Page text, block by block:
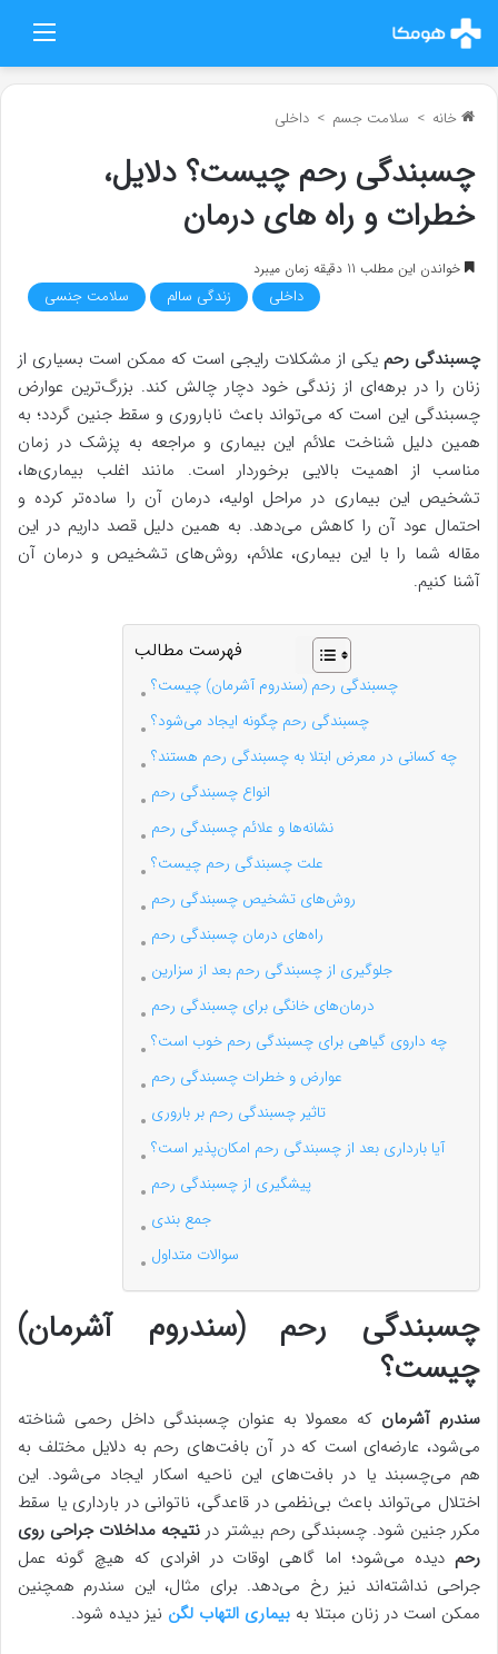
خانه > سلامت جسم > داخلی
چسبندگی رحم چیست؟ دلایل،
خطرات و راه های درمان
خواندن این مطلب 11 دقیقه زمان میبرد
داخلی زندگی سالم سلامت جنسی
چسبندگی رحم یکی از مشکلات رایجی است که ممکن است بسیاری از
زنان را در برهه‌ای از زندگی خود دچار چالش کند. بزرگ‌ترین عوارض
چسبندگی این است که می‌تواند باعث ناباروری و سقط جنین گردد؛ به
همین دلیل شناخت علائم این بیماری و مراجعه به پزشک در زمان
مناسب از اهمیت بالایی برخوردار است. مانند اغلب بیماری‌ها،
تشخیص این بیماری در مراحل اولیه، درمان آن را ساده‌تر کرده و
احتمال عود آن را کاهش می‌دهد. به همین دلیل قصد داریم در این
مقاله شما را با این بیماری، علائم، روش‌های تشخیص و درمان آن
آشنا کنیم.
فهرست مطالب
چسبندگی رحم (سندروم آشرمان) چیست؟
چسبندگی رحم چگونه ایجاد می‌شود؟
چه کسانی در معرض ابتلا به چسبندگی رحم هستند؟
انواع چسبندگی رحم
نشانه‌ها و علائم چسبندگی رحم
علت چسبندگی رحم چیست؟
روش‌های تشخیص چسبندگی رحم
راه‌های درمان چسبندگی رحم
جلوگیری از چسبندگی رحم بعد از سزارین
درمان‌های خانگی برای چسبندگی رحم
چه داروی گیاهی برای چسبندگی رحم خوب است؟
عوارض و خطرات چسبندگی رحم
تاثیر چسبندگی رحم بر باروری
آیا بارداری بعد از چسبندگی رحم امکان‌پذیر است؟
پیشگیری از چسبندگی رحم
جمع بندی
سوالات متداول
چسبندگی رحم (سندروم آشرمان)
چیست؟
سندرم آشرمان که معمولا به عنوان چسبندگی داخل رحمی شناخته
می‌شود، عارضه‌ای است که در آن بافت‌های رحم به دلایل مختلف به
هم می‌چسبند یا در بافت‌های این ناحیه اسکار ایجاد می‌شود. این
اختلال می‌تواند باعث بی‌نظمی در قاعدگی، ناتوانی در بارداری یا سقط
مکرر جنین شود. چسبندگی رحم‌ بیشتر در نتیجه مداخلات جراحی روی
رحم دیده می‌شود؛ اما گاهی اوقات در افرادی که هیچ گونه عمل
جراحی نداشته‌اند نیز رخ می‌دهد. برای مثال، این سندرم همچنین
ممکن است در زنان مبتلا به بیماری التهاب لگن نیز دیده شود.